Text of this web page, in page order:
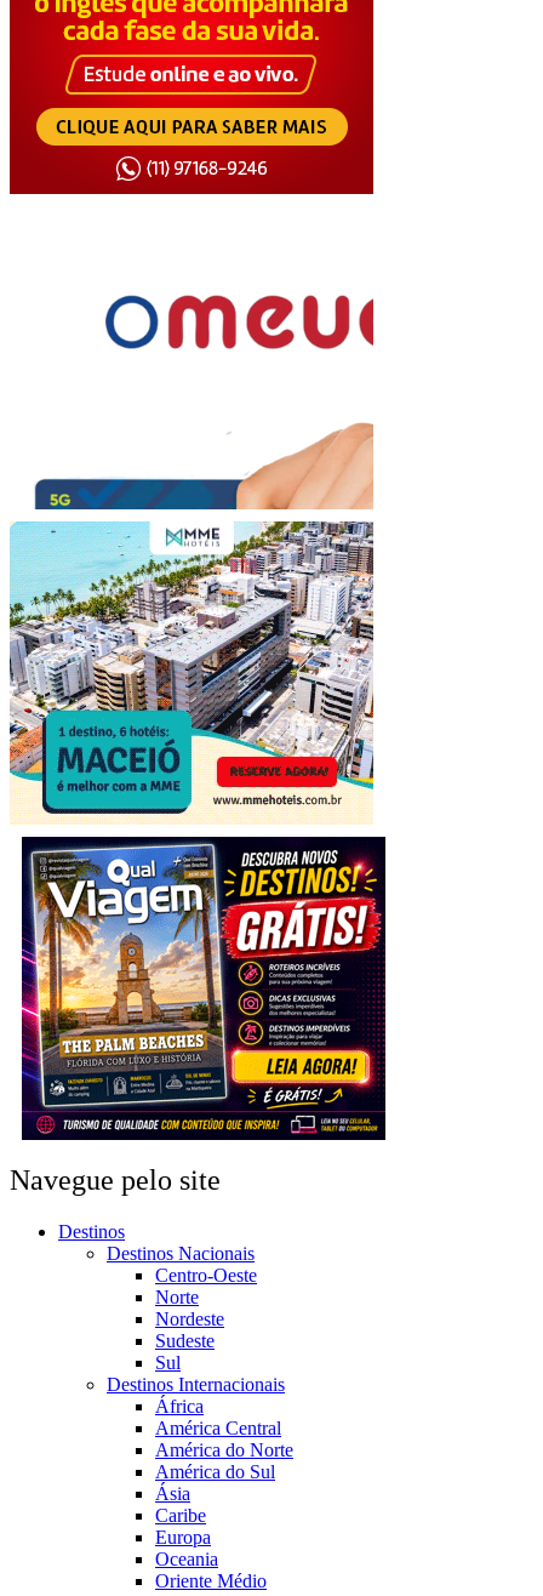
Navegue pelo site
Destinos
Destinos Nacionais
Centro-Oeste
Norte
Nordeste
Sudeste
Sul
Destinos Internacionais
África
América Central
América do Norte
América do Sul
Ásia
Caribe
Europa
Oceania
Oriente Médio